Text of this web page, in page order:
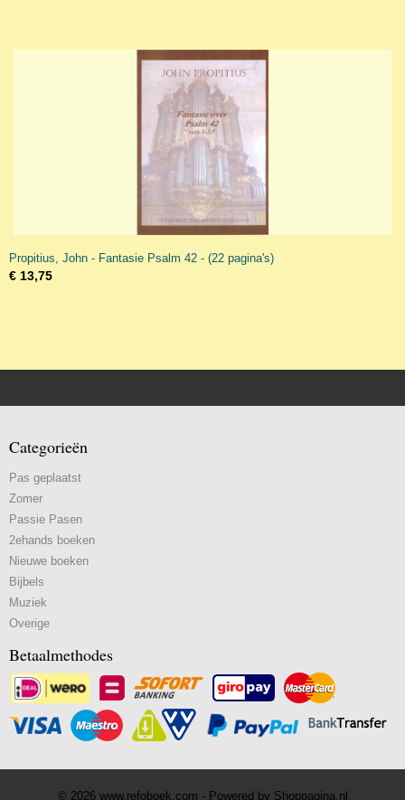
Propitius, John - Fantasie Psalm 42 - (22 pagina's)
€ 13,75
Categorieën
Pas geplaatst
Zomer
Passie Pasen
2ehands boeken
Nieuwe boeken
Bijbels
Muziek
Overige
Betaalmethodes
© 2026 www.refoboek.com - Powered by Shoppagina.nl